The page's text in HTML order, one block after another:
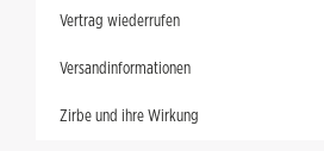
Vertrag wiederrufen
Versandinformationen
Zirbe und ihre Wirkung